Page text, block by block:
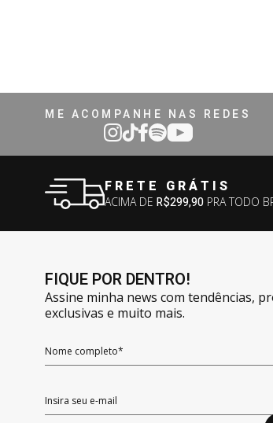
ME ACOMPANHE NAS REDES
FRETE GRÁTIS
ACIMA DE R$299,90 PRA TODO
FIQUE POR DENTRO!
Assine minha news com tendências,
exclusivas e muito mais.